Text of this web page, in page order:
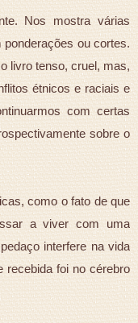
Nos mostra várias
ou cortes.
livro tenso, cruel, mas,
étnicos e raciais e
com certas
sobre o
como o fato de que
a viver com uma
interfere na vida
recebida foi no cérebro